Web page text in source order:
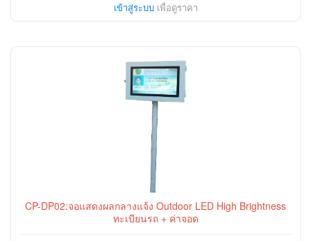
เข้าสู่ระบบเพื่อดูราคา
CP-DP02:จอแสดงผลกลางแจ้ง Outdoor LED High Brightness
ทะเบียนรถ + ค่าจอด